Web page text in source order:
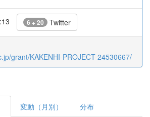
6 + 20 Twitter
grant/KAKENHI-PROJECT-24530667/
変動（月別） 分布